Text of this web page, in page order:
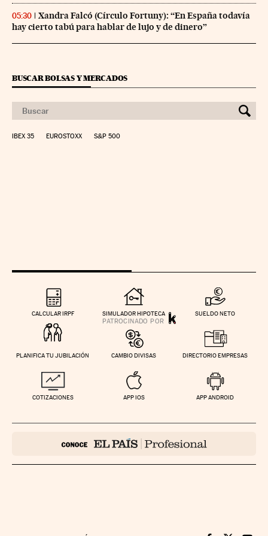
05:30
Xandra Falcó (Círculo Fortuny): “En España todavía
hay cierto tabú para hablar de lujo y de dinero”
BUSCAR BOLSAS Y MERCADOS
IBEX 35 EUROSTOXX S&P 500
CALCULAR IRPF SIMULADOR HIPOTECA SUELDO NETO
PLANIFICA TU JUBILACIÓN CAMBIO DIVISAS DIRECTORIO EMPRESAS
COTIZACIONES APP IOS APP ANDROID